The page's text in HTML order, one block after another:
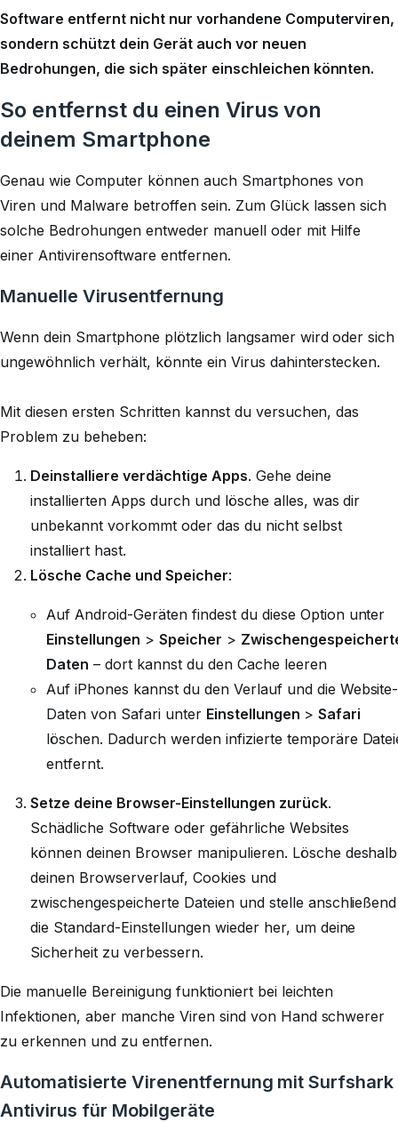
Software entfernt nicht nur vorhandene Computerviren,
sondern schützt dein Gerät auch vor neuen
Bedrohungen, die sich später einschleichen könnten.
So entfernst du einen Virus von
deinem Smartphone
Genau wie Computer können auch Smartphones von
Viren und Malware betroffen sein. Zum Glück lassen sich
solche Bedrohungen entweder manuell oder mit Hilfe
einer Antivirensoftware entfernen.
Manuelle Virusentfernung
Wenn dein Smartphone plötzlich langsamer wird oder sich
ungewöhnlich verhält, könnte ein Virus dahinterstecken.
Mit diesen ersten Schritten kannst du versuchen, das
Problem zu beheben:
Deinstalliere verdächtige Apps. Gehe deine
installierten Apps durch und lösche alles, was dir
unbekannt vorkommt oder das du nicht selbst
installiert hast.
Lösche Cache und Speicher:
Auf Android-Geräten findest du diese Option unter
Einstellungen > Speicher >
Daten – dort kannst du den Cache leeren
Auf iPhones kannst du den Verlauf und die Website-
Daten von Safari unter Einstellungen > Safari
löschen. Dadurch werden infizierte temporäre
entfernt.
Setze deine Browser-Einstellungen zurück.
Schädliche Software oder gefährliche Websites
können deinen Browser manipulieren. Lösche deshalb
deinen Browserverlauf, Cookies und
zwischengespeicherte Dateien und stelle anschließend
die Standard-Einstellungen wieder her, um deine
Sicherheit zu verbessern.
Die manuelle Bereinigung funktioniert bei leichten
Infektionen, aber manche Viren sind von Hand schwerer
zu erkennen und zu entfernen.
Automatisierte Virenentfernung mit Surfshark
Antivirus für Mobilgeräte